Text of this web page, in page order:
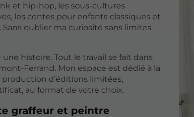
et hip-hop, les sous-cultures
les contes pour enfants classiques et
oublier ma curiosité sans limites
histoire. Tout le travail se fait dans
Ferrand. Mon espace est dédié à la
d’éditions limitées,
au format de votre choix.
graffeur et peintre